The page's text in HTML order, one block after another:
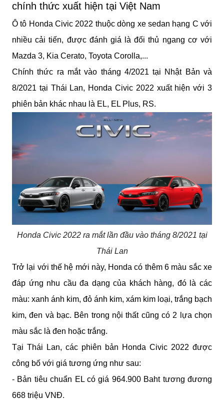
chính thức xuất hiện tại Việt Nam
Ô tô Honda Civic 2022 thuộc dòng xe sedan hạng C với
nhiều cải tiến, được đánh giá là đối thủ ngang cơ với
Mazda 3, Kia Cerato, Toyota Corolla,...
Chính thức ra mắt vào tháng 4/2021 tại Nhật Bản và
8/2021 tại Thái Lan, Honda Civic 2022 xuất hiện với 3
phiên bản khác nhau là EL, EL Plus, RS.
Honda Civic 2022 ra mắt lần đầu vào tháng 8/2021 tại
Thái Lan
Trở lại với thế hệ mới này, Honda có thêm 6 màu sắc xe
đáp ứng nhu cầu đa dạng của khách hàng, đó là các
màu: xanh ánh kim, đỏ ánh kim, xám kim loại, trắng bạch
kim, đen và bạc. Bên trong nội thất cũng có 2 lựa chọn
màu sắc là đen hoặc trắng.
Tại Thái Lan, các phiên bản Honda Civic 2022 được
công bố với giá tương ứng như sau:
- Bản tiêu chuẩn EL có giá 964.900 Baht tương đương
668 triệu VNĐ.